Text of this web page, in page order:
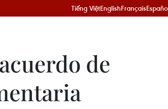
Tiếng ViệtEnglishFrançais
de